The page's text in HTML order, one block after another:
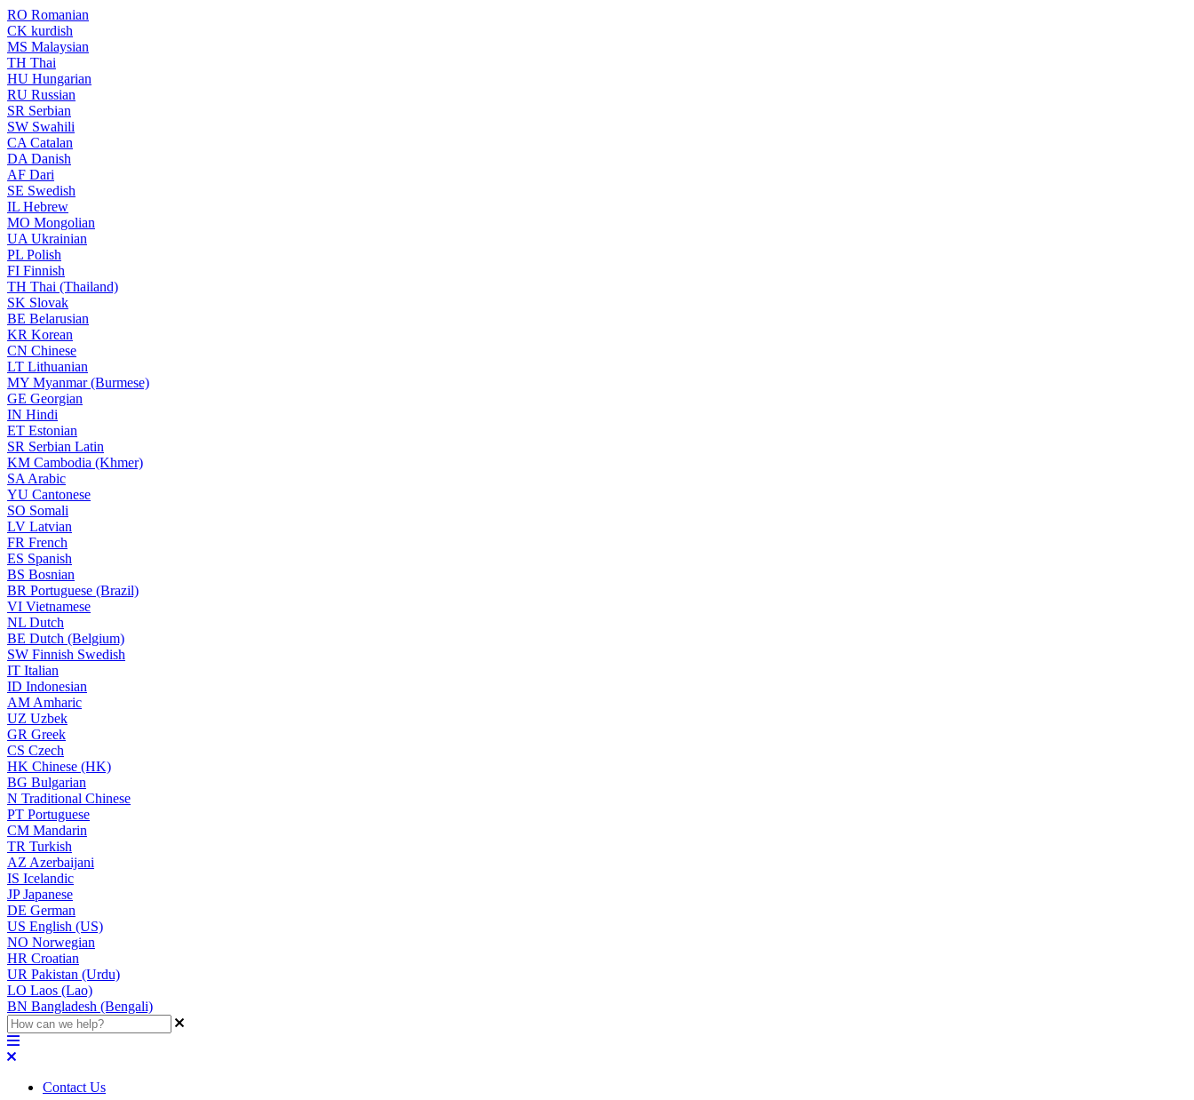
RO Romanian
CK kurdish
MS Malaysian
TH Thai
HU Hungarian
RU Russian
SR Serbian
SW Swahili
CA Catalan
DA Danish
AF Dari
SE Swedish
IL Hebrew
MO Mongolian
UA Ukrainian
PL Polish
FI Finnish
TH Thai (Thailand)
SK Slovak
BE Belarusian
KR Korean
CN Chinese
LT Lithuanian
MY Myanmar (Burmese)
GE Georgian
IN Hindi
ET Estonian
SR Serbian Latin
KM Cambodia (Khmer)
SA Arabic
YU Cantonese
SO Somali
LV Latvian
FR French
ES Spanish
BS Bosnian
BR Portuguese (Brazil)
VI Vietnamese
NL Dutch
BE Dutch (Belgium)
SW Finnish Swedish
IT Italian
ID Indonesian
AM Amharic
UZ Uzbek
GR Greek
CS Czech
HK Chinese (HK)
BG Bulgarian
N Traditional Chinese
PT Portuguese
CM Mandarin
TR Turkish
AZ Azerbaijani
IS Icelandic
JPJapanese
DE German
US English (US)
NO Norwegian
HR Croatian
UR Pakistan (Urdu)
LO Laos (Lao)
BN Bangladesh (Bengali)
Contact Us